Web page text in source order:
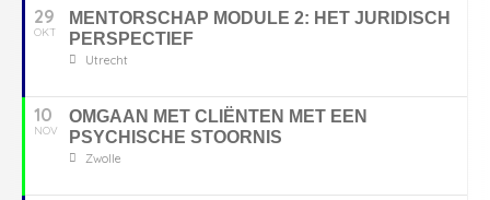
29
OKT
MENTORSCHAP MODULE 2: HET JURIDISCH
PERSPECTIEF
Utrecht
10
NOV
OMGAAN MET CLIËNTEN MET EEN
PSYCHISCHE STOORNIS
Zwolle